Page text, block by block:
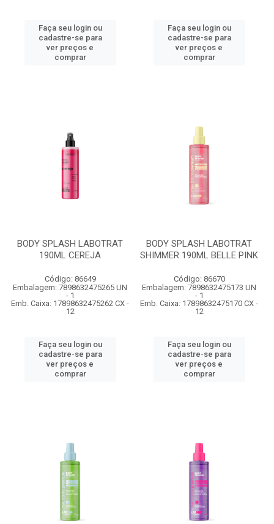
Faça seu login ou
cadastre-se para
ver preços e
comprar
Faça seu login ou
cadastre-se para
ver preços e
comprar
BODY SPLASH LABOTRAT
190ML CEREJA
Código: 86649
Embalagem: 7898632475265 UN
- 1
Emb. Caixa: 17898632475262 CX -
12
Faça seu login ou
cadastre-se para
ver preços e
comprar
BODY SPLASH LABOTRAT
SHIMMER 190ML BELLE PINK
Código: 86670
Embalagem: 7898632475173 UN
- 1
Emb. Caixa: 17898632475170 CX -
12
Faça seu login ou
cadastre-se para
ver preços e
comprar